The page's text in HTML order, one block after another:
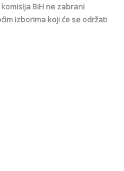
BiH ne zabrani
izborima koji će se održati